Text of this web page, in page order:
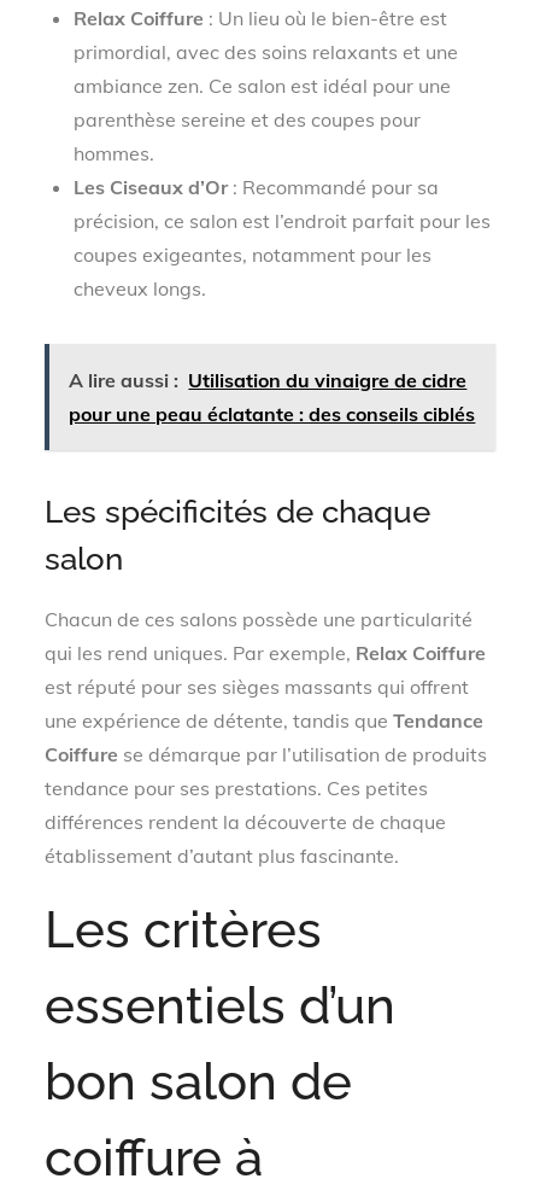
Relax Coiffure : Un lieu où le bien-être est
primordial, avec des soins relaxants et une
ambiance zen. Ce salon est idéal pour une
parenthèse sereine et des coupes pour
hommes.
Les Ciseaux d’Or: Recommandé pour sa
précision, ce salon est l’endroit parfait pour les
coupes exigeantes, notamment pour les
cheveux longs.
A lire aussi : Utilisation du vinaigre de cidre
pour une peau éclatante : des conseils ciblés
Les spécificités de chaque
salon
Chacun de ces salons possède une particularité
qui les rend uniques. Par exemple, Relax Coiffure
est réputé pour ses sièges massants qui offrent
une expérience de détente, tandis queTendance
Coiffure se démarque par l’utilisation de produits
tendance pour ses prestations. Ces petites
différences rendent la découverte de chaque
établissement d’autant plus fascinante.
Les critères
essentiels d’un
bon salon de
coiffure à